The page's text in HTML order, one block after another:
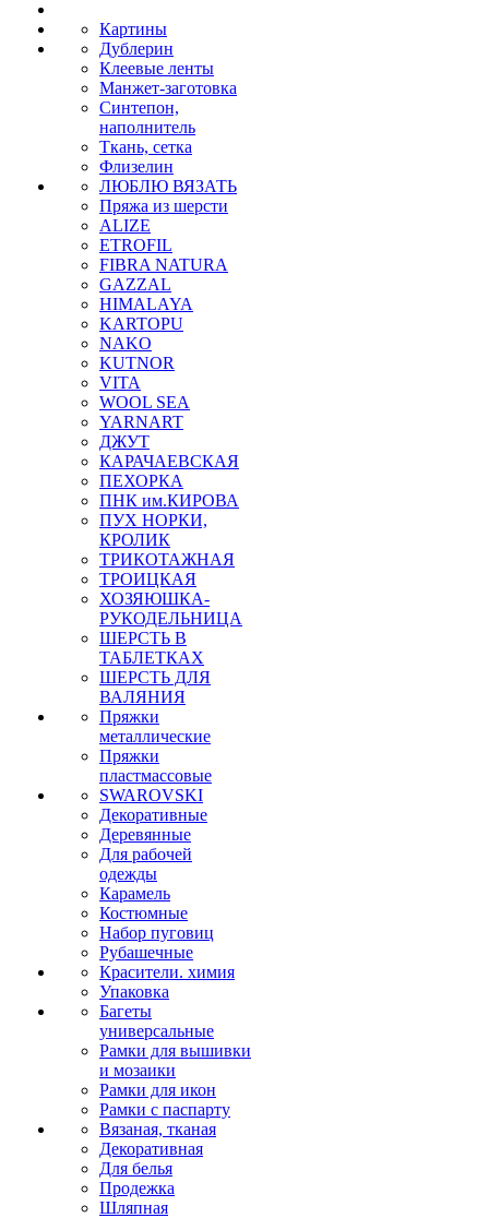
Картины
Дублерин
Клеевые ленты
Манжет-заготовка
Синтепон,
наполнитель
Ткань, сетка
Флизелин
ЛЮБЛЮ ВЯЗАТЬ
Пряжа из шерсти
ALIZE
ETROFIL
FIBRA NATURA
GAZZAL
HIMALAYA
KARTOPU
NAKO
KUTNOR
VITA
WOOL SEA
YARNART
ДЖУТ
КАРАЧАЕВСКАЯ
ПЕХОРКА
ПНК им.КИРОВА
ПУХ НОРКИ,
КРОЛИК
ТРИКОТАЖНАЯ
ТРОИЦКАЯ
ХОЗЯЮШКА-
РУКОДЕЛЬНИЦА
ШЕРСТЬ В
ТАБЛЕТКАХ
ШЕРСТЬ ДЛЯ
ВАЛЯНИЯ
Пряжки
металлические
Пряжки
пластмассовые
SWAROVSKI
Декоративные
Деревянные
Для рабочей
одежды
Карамель
Костюмные
Набор пуговиц
Рубашечные
Красители. химия
Упаковка
Багеты
универсальные
Рамки для вышивки
и мозаики
Рамки для икон
Рамки с паспарту
Вязаная, тканая
Декоративная
Для белья
Продежка
Шляпная